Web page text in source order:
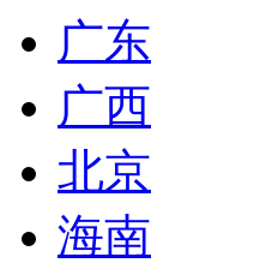
广东
广西
北京
海南